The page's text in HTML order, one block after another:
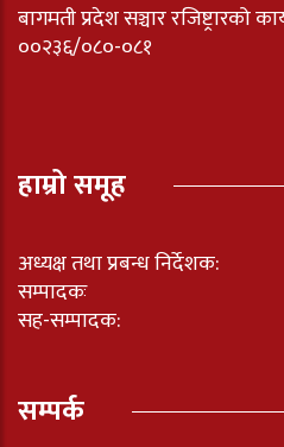
बागमती प्रदेश सञ्चार रजिष्ट्रारको
००२३६/०८०-०८१
हाम्रो समूह
अध्यक्ष तथा प्रबन्ध निर्देशक:
सम्पादकः
सह-सम्पादक:
सम्पर्क